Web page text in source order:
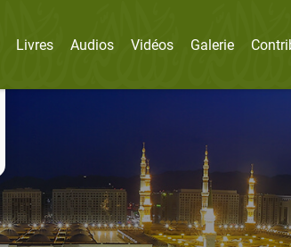
Livres Audios Vidéos Galerie